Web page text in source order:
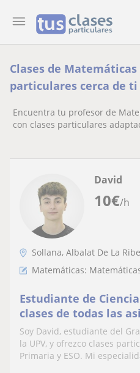
Clases de
particulares cerca de ti
Encuentra tu profesor de
con clases particulares
10€/h
David
Sollana, Albalat De La
Matemáticas:
Estudiante de
clases de todas las
(Especialidad:
para Primaria y ESO
Soy David, estudiante del
la UPV, y ofrezco clases
Primaria y ESO. Mi